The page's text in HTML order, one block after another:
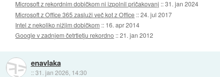
Microsoft z rekordnim dobičkom ni izpolnil pričakovanj ::31. jan 2024
Microsoft z Office 365 zasluži več kot z Office ::24. jul 2017
Intel z nekoliko nižjim dobičkom :: 16. apr 2014
Google v zadnjem četrtletju rekordno ::21. jan 2012
enavlaka
::31. jan 2026, 14:30